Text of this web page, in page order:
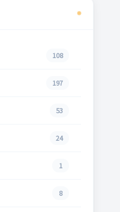
108
197
53
24
1
8